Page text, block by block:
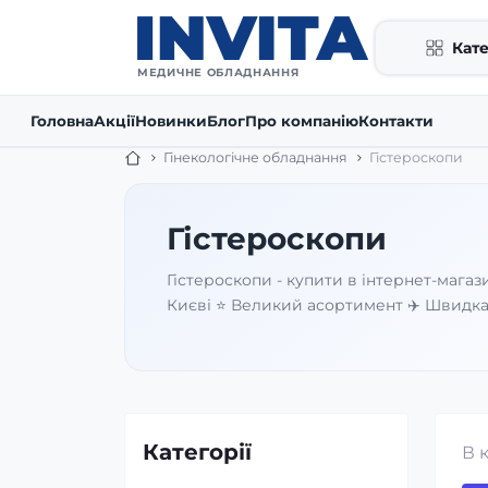
МЕДИЧНЕ ОБЛАДНАННЯ
ГоловнаАкціїНовинкиБлогПро компаніюКонтакти
Гінекологічне обладнання Гістероскопи
Гістероскопи
Гістероскопи - купити в інтернет-
Києві ⭐️ Великий асортимент ✈️
Категорії В